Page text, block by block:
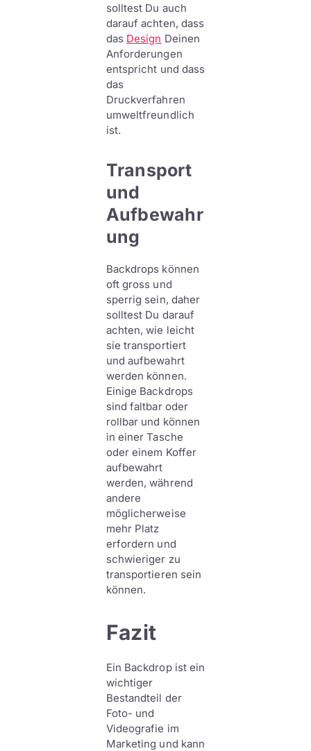
solltest Du auch
darauf achten, dass
das Design Deinen
Anforderungen
entspricht und dass
das
Druckverfahren
umweltfreundlich
ist.
Transport
und
Aufbewahr
ung
Backdrops können
oft gross und
sperrig sein, daher
solltest Du darauf
achten, wie leicht
sie transportiert
und aufbewahrt
werden können.
Einige Backdrops
sind faltbar oder
rollbar und können
in einer Tasche
oder einem Koffer
aufbewahrt
werden, während
andere
möglicherweise
mehr Platz
erfordern und
schwieriger zu
transportieren sein
können.
Fazit
Ein Backdrop ist ein
wichtiger
Bestandteil der
Foto- und
Videografie im
Marketing und kann